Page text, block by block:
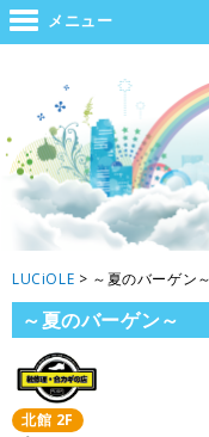
世界と大阪をつなぐジャンク
メニュー
LUCiOLE > ～夏のバーゲン～
～夏のバーゲン～
北館 2F